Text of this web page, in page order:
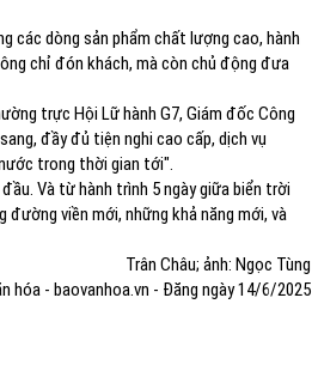
các dòng sản phẩm chất lượng cao, hành
chỉ đón khách, mà còn chủ động đưa
trực Hội Lữ hành G7, Giám đốc Công
đầy đủ tiện nghi cao cấp, dịch vụ
trong thời gian tới".
Và từ hành trình 5 ngày giữa biển trời
đường viền mới, những khả năng mới, và
Trân Châu; ảnh: Ngọc Tùng
hóa - baovanhoa.vn - Đăng ngày 14/6/2025